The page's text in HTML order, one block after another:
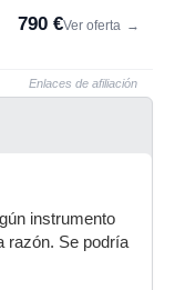
790 €Ver oferta →
Enlaces de afiliación
instrumento
razón. Se podría